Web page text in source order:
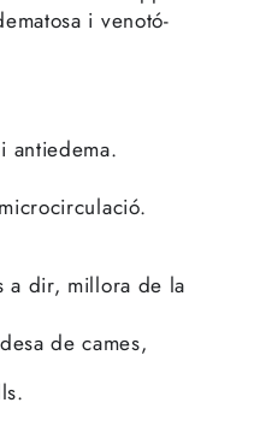
i venotó-
antiedema.
a dir, millora de la
de cames,